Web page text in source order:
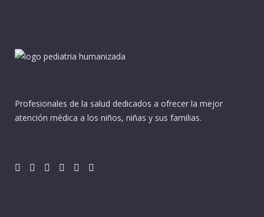
Profesionales de la salud dedicados a ofrecer la mejor
atención médica a los niños, niñas y sus familias.